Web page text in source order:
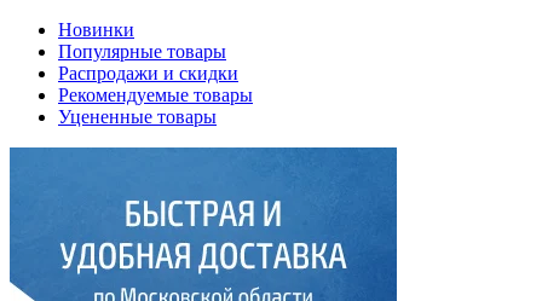
Новинки
Популярные товары
Распродажи и скидки
Рекомендуемые товары
Уцененные товары